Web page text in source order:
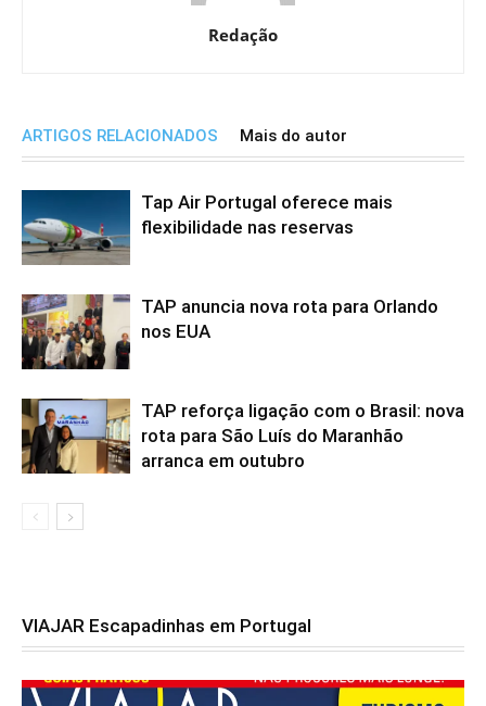
Redação
ARTIGOS RELACIONADOS Mais do autor
Tap Air Portugal oferece mais
flexibilidade nas reservas
TAP anuncia nova rota para Orlando
nos EUA
TAP reforça ligação com o Brasil: nova
rota para São Luís do Maranhão
arranca em outubro
VIAJAR Escapadinhas em Portugal